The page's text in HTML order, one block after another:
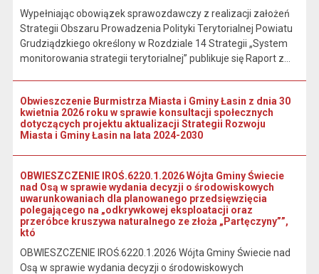
Wypełniając obowiązek sprawozdawczy z realizacji założeń
Strategii Obszaru Prowadzenia Polityki Terytorialnej Powiatu
Grudziądzkiego określony w Rozdziale 14 Strategii „System
monitorowania strategii terytorialnej” publikuje się Raport z...
Obwieszczenie Burmistrza Miasta i Gminy Łasin z dnia 30
kwietnia 2026 roku w sprawie konsultacji społecznych
dotyczących projektu aktualizacji Strategii Rozwoju
Miasta i Gminy Łasin na lata 2024-2030
OBWIESZCZENIE IROŚ.6220.1.2026 Wójta Gminy Świecie
nad Osą w sprawie wydania decyzji o środowiskowych
uwarunkowaniach dla planowanego przedsięwzięcia
polegającego na „odkrywkowej eksploatacji oraz
przeróbce kruszywa naturalnego ze złoża „Partęczyny””,
któ
OBWIESZCZENIE IROŚ.6220.1.2026 Wójta Gminy Świecie nad
Osą w sprawie wydania decyzji o środowiskowych